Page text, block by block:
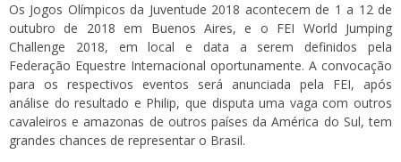
Os Jogos Olímpicos da Juventude 2018 acontecem de 1 a 12 de
outubro de 2018 em Buenos Aires, e o FEI World Jumping
Challenge 2018, em local e data a serem definidos pela
Federação Equestre Internacional oportunamente. A convocação
para os respectivos eventos será anunciada pela FEI, após
análise do resultado e Philip, que disputa uma vaga com outros
cavaleiros e amazonas de outros países da América do Sul, tem
grandes chances de representar o Brasil.